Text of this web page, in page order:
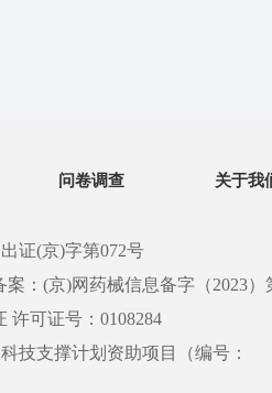
问卷调查 关于我
证(京)字第072号
：(京)网药械信息备字（2023）
许可证号：0108284
技支撑计划资助项目（编号：